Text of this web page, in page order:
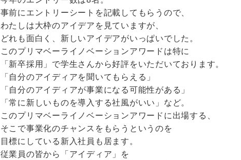
事前にエントリーシートを記載してもらうので、
わたしは大枠のアイデアを見ていますが、
どれも面白く、新しいアイデアがいっぱいでした。
このプリマベーライノベーションアワードは特に
「新卒採用」で学生さんから好評をいただいております。
「自分のアイディアを聞いてもらえる」
「自分のアイディアが事業になる可能性がある」
「常に新しいものを導入する社風がいい」など。
このプリマベーライノベーションアワードに出場する、
そこで事業化のチャンスをもらうというのを
目標にしている新入社員も居ます。
従業員の皆から「アイディア」を